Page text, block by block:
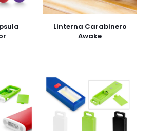
Linterna Carabinero
Awake